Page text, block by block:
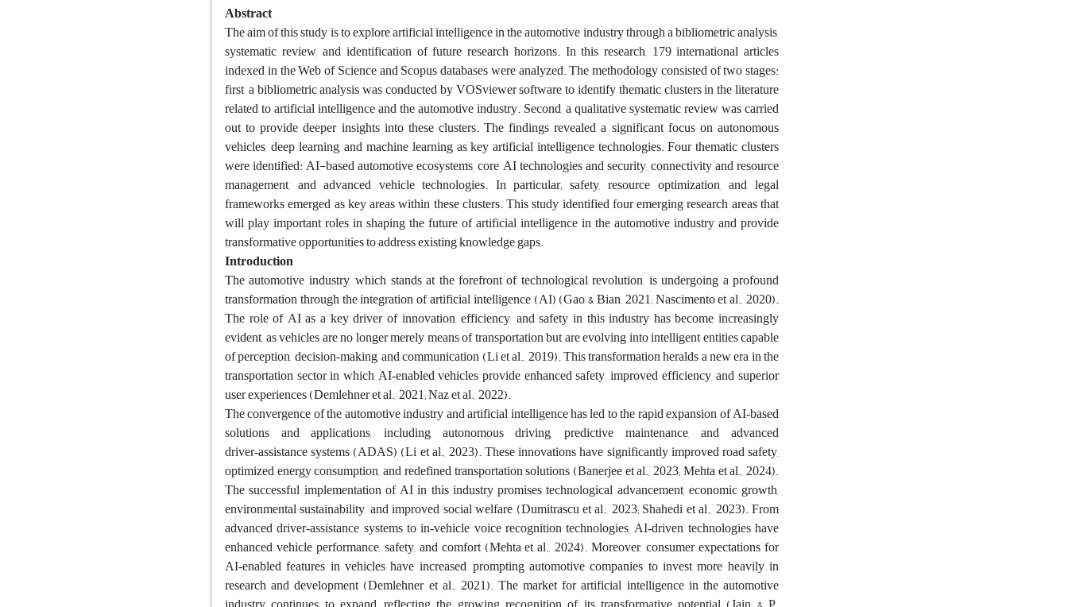
Abstract
The aim of this study is to explore artificial intelligence in the automotive industry through a bibliometric analysis,
systematic review, and identification of future research horizons. In this research, 179 international articles
indexed in the Web of Science and Scopus databases were analyzed. The methodology consisted of two stages:
first, a bibliometric analysis was conducted by VOSviewer software to identify thematic clusters in the literature
related to artificial intelligence and the automotive industry. Second, a qualitative systematic review was carried
out to provide deeper insights into these clusters. The findings revealed a significant focus on autonomous
vehicles, deep learning, and machine learning as key artificial intelligence technologies. Four thematic clusters
were identified: AI-based automotive ecosystems, core AI technologies and security, connectivity and resource
management, and advanced vehicle technologies. In particular; safety, resource optimization, and legal
frameworks emerged as key areas within these clusters. This study identified four emerging research areas that
will play important roles in shaping the future of artificial intelligence in the automotive industry and provide
transformative opportunities to address existing knowledge gaps.
Introduction
The automotive industry, which stands at the forefront of technological revolution, is undergoing a profound
transformation through the integration of artificial intelligence (AI) (Gao & Bian, 2021; Nascimento et al., 2020).
The role of AI as a key driver of innovation, efficiency, and safety in this industry has become increasingly
evident, as vehicles are no longer merely means of transportation but are evolving into intelligent entities capable
of perception, decision‑making, and communication (Li et al., 2019). This transformation heralds a new era in the
transportation sector in which AI‑enabled vehicles provide enhanced safety, improved efficiency, and superior
user experiences (Demlehner et al., 2021; Naz et al., 2022).
The convergence of the automotive industry and artificial intelligence has led to the rapid expansion of AI‑based
solutions and applications, including autonomous driving, predictive maintenance, and advanced
driver‑assistance systems (ADAS) (Li et al., 2023). These innovations have significantly improved road safety,
optimized energy consumption, and redefined transportation solutions (Banerjee et al., 2023; Mehta et al., 2024).
The successful implementation of AI in this industry promises technological advancement, economic growth,
environmental sustainability, and improved social welfare (Dumitrascu et al., 2023; Shahedi et al., 2023). From
advanced driver‑assistance systems to in‑vehicle voice recognition technologies, AI‑driven technologies have
enhanced vehicle performance, safety, and comfort (Mehta et al., 2024). Moreover, consumer expectations for
AI‑enabled features in vehicles have increased, prompting automotive companies to invest more heavily in
research and development (Demlehner et al., 2021). The market for artificial intelligence in the automotive